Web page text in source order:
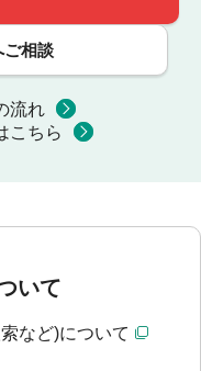
ご相談
流れ
こちら
いて
など)について